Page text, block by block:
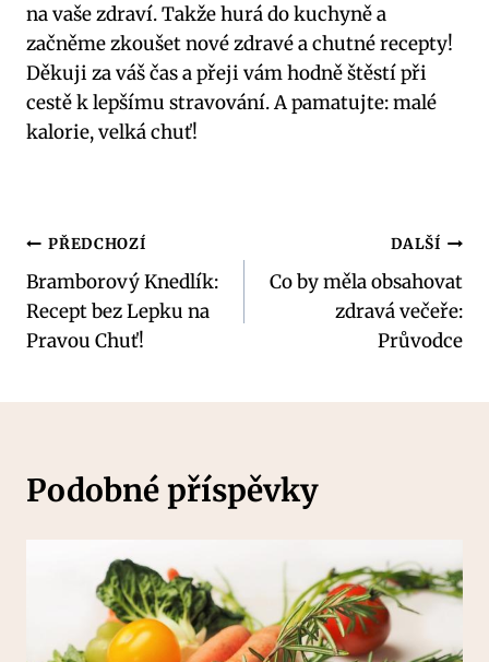
na vaše zdraví. Takže hurá do kuchyně a
začněme zkoušet nové zdravé a chutné recepty!
Děkuji za váš čas a přeji vám hodně štěstí při
cestě k lepšímu stravování. A pamatujte: malé
kalorie, velká chuť!
Navigace
pro
příspěvek
PŘEDCHOZÍ
Bramborový Knedlík:
Recept bez Lepku na
Pravou Chuť!
DALŠÍ
Co by měla obsahovat
zdravá večeře:
Průvodce
Podobné příspěvky